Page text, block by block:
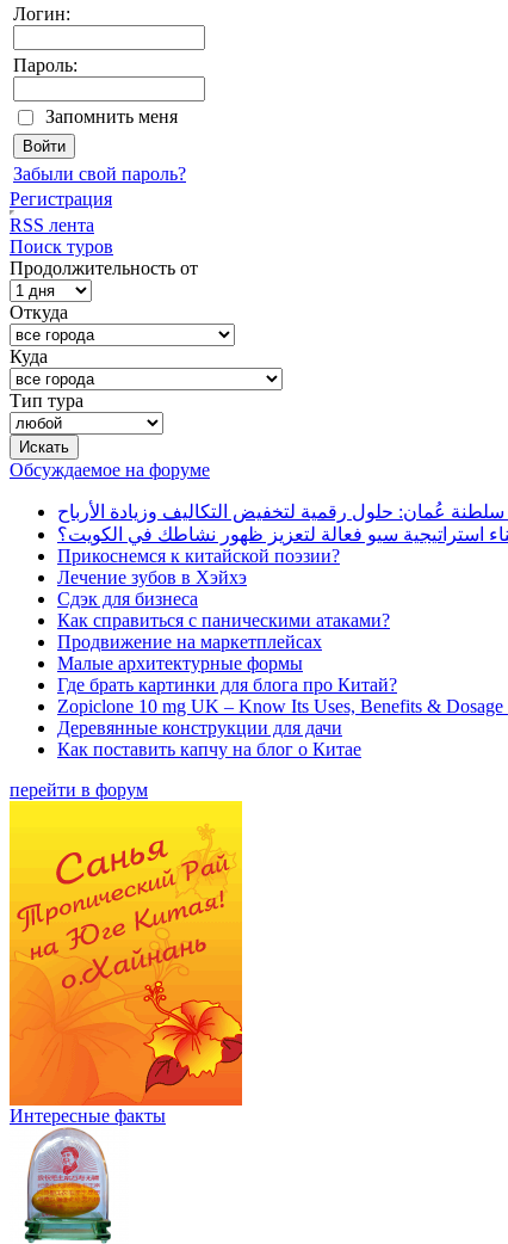
Логин:
Пароль:
Запомнить меня
Забыли свой пароль?
Регистрация
RSS лента
Поиск туров
Продолжительность от
Откуда
Куда
Тип тура
Обсуждаемое на форуме
عُمان: حلول رقمية لتخفيض التكاليف وزيادة الأرباح
استراتيجية سيو فعالة لتعزيز ظهور نشاطك في الكويت؟
Прикоснемся к китайской поэзии?
Лечение зубов в Хэйхэ
Сдэк для бизнеса
Как справиться с паническими атаками?
Продвижение на маркетплейсах
Малые архитектурные формы
Где брать картинки для блога про Китай?
Zopiclone 10 mg UK – Know Its Uses, Benefits & Dosage
Деревянные конструкции для дачи
Как поставить капчу на блог о Китае
перейти в форум
Интересные факты